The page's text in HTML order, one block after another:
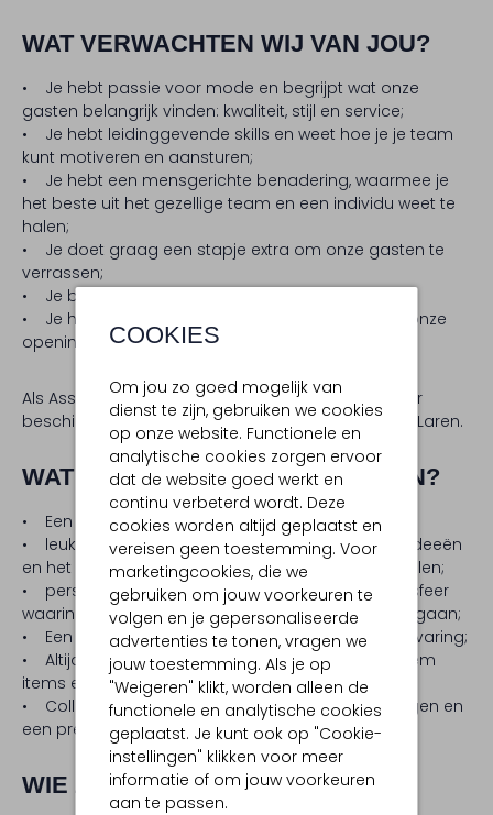
COOKIES
Om jou zo goed mogelijk van
dienst te zijn, gebruiken we cookies
op onze website. Functionele en
analytische cookies zorgen ervoor
dat de website goed werkt en
continu verbeterd wordt. Deze
cookies worden altijd geplaatst en
vereisen geen toestemming. Voor
marketingcookies, die we
gebruiken om jouw voorkeuren te
volgen en je gepersonaliseerde
advertenties te tonen, vragen we
jouw toestemming. Als je op
"Weigeren" klikt, worden alleen de
functionele en analytische cookies
geplaatst. Je kunt ook op "Cookie-
instellingen" klikken voor meer
informatie of om jouw voorkeuren
aan te passen.
WAT VERWACHTEN WIJ VAN JOU?
• Je hebt passie voor mode en begrijpt wat onze
gasten belangrijk vinden: kwaliteit, stijl en service;
• Je hebt leidinggevende skills en weet hoe je je team
kunt motiveren en aansturen;
• Je hebt een mensgerichte benadering, waarmee je
het beste uit het gezellige team en een individu weet te
halen;
• Je doet graag een stapje extra om onze gasten te
verrassen;
• Je beheerst de Nederlandse taal;
• Je hebt een flexibele instelling die matcht met onze
openingstijden.
Als Assistent Storemanager ben je minimaal 32 uur
beschikbaar en ben je werkzaam in onze winkel in Laren.
WAT HEBBEN WIJ JOU TE BIEDEN?
• Een creatieve en uitdagende werkomgeving;
• leuke collega’s die nieuwsgierig zijn naar jouw ideeën
en het bedrijf continu naar een hoger level willen tillen;
• persoonlijke ontwikkeling en een gezellige werksfeer
waarin hard werken en hard lachen hand in hand gaan;
• Een goed salaris passend bij jouw functie en ervaring;
• Altijd personeelskorting op alle Omoda en Assem
items en maandelijks VIP-korting;
• Collectiviteitskorting op diverse zorgverzekeringen en
een premie pensioenregeling.
WIE ZIJN WIJ?